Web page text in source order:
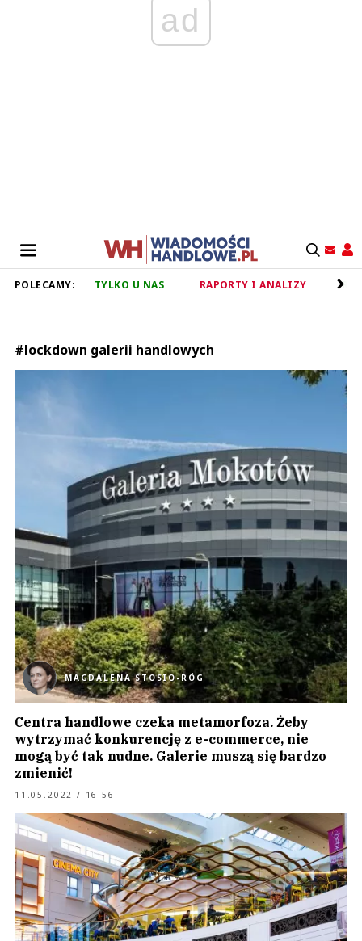
ad
POLECAMY: TYLKO U NAS RAPORTY I ANALIZY
#lockdown galerii handlowych
MAGDALENA STOSIO-RÓG
Centra handlowe czeka metamorfoza. Żeby
wytrzymać konkurencję z e-commerce, nie
mogą być tak nudne. Galerie muszą się bardzo
zmienić!
11.05.2022 / 16:56